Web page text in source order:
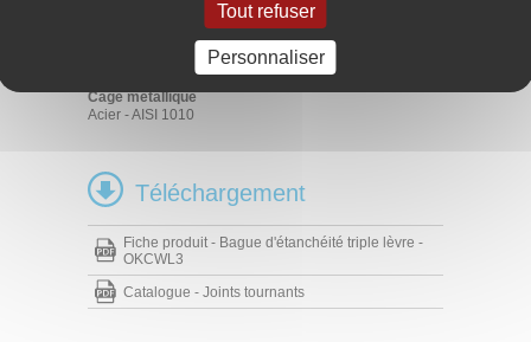
FKM 70 - 75 Shore A
HNBR 70 - 75 Shore A
NBR 70 - 75 Shore A
Cage métallique
Acier - AISI 1010
Téléchargement
Fiche produit - Bague d'étanchéité triple lèvre -
OKCWL3
Catalogue - Joints tournants
Tout refuser
Personnaliser